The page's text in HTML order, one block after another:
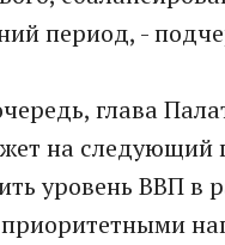
период, -
глава
на следующий
уровень ВВП в